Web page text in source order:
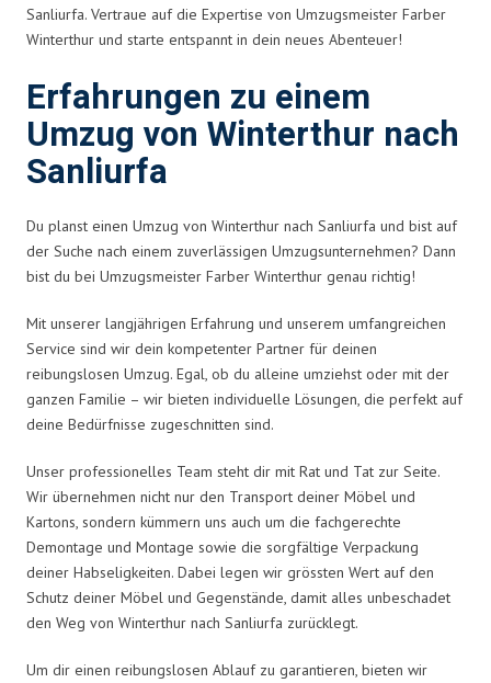
Sanliurfa. Vertraue auf die Expertise von Umzugsmeister Farber
Winterthur und starte entspannt in dein neues Abenteuer!
Erfahrungen zu einem
Umzug von Winterthur nach
Sanliurfa
Du planst einen Umzug von Winterthur nach Sanliurfa und bist auf
der Suche nach einem zuverlässigen Umzugsunternehmen? Dann
bist du bei Umzugsmeister Farber Winterthur genau richtig!
Mit unserer langjährigen Erfahrung und unserem umfangreichen
Service sind wir dein kompetenter Partner für deinen
reibungslosen Umzug. Egal, ob du alleine umziehst oder mit der
ganzen Familie – wir bieten individuelle Lösungen, die perfekt auf
deine Bedürfnisse zugeschnitten sind.
Unser professionelles Team steht dir mit Rat und Tat zur Seite.
Wir übernehmen nicht nur den Transport deiner Möbel und
Kartons, sondern kümmern uns auch um die fachgerechte
Demontage und Montage sowie die sorgfältige Verpackung
deiner Habseligkeiten. Dabei legen wir grössten Wert auf den
Schutz deiner Möbel und Gegenstände, damit alles unbeschadet
den Weg von Winterthur nach Sanliurfa zurücklegt.
Um dir einen reibungslosen Ablauf zu garantieren, bieten wir